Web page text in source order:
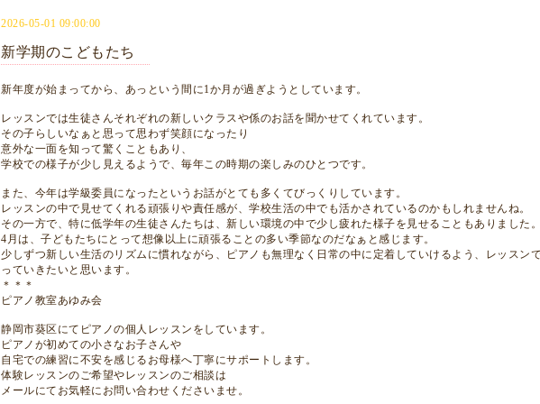
2026-05-01 09:00:00
新学期のこどもたち
新年度が始まってから、あっという間に1か月が過ぎようとしています。
レッスンでは生徒さんそれぞれの新しいクラスや係のお話を聞かせてくれています。
その子らしいなぁと思って思わず笑顔になったり
意外な一面を知って驚くこともあり、
学校での様子が少し見えるようで、毎年この時期の楽しみのひとつです。
また、今年は学級委員になったというお話がとても多くてびっくりしています。
レッスンの中で見せてくれる頑張りや責任感が、学校生活の中でも活かされているのかもしれませんね。
その一方で、特に低学年の生徒さんたちは、新しい環境の中で少し疲れた様子を見せることもありました。
4月は、子どもたちにとって想像以上に頑張ることの多い季節なのだなぁと感じます。
少しずつ新しい生活のリズムに慣れながら、ピアノも無理なく日常の中に定着していけるよう、レッスン
っていきたいと思います。
＊＊＊
ピアノ教室あゆみ会
静岡市葵区にてピアノの個人レッスンをしています。
ピアノが初めての小さなお子さんや
自宅での練習に不安を感じるお母様へ丁寧にサポートします。
体験レッスンのご希望やレッスンのご相談は
メールにてお気軽にお問い合わせくださいませ。